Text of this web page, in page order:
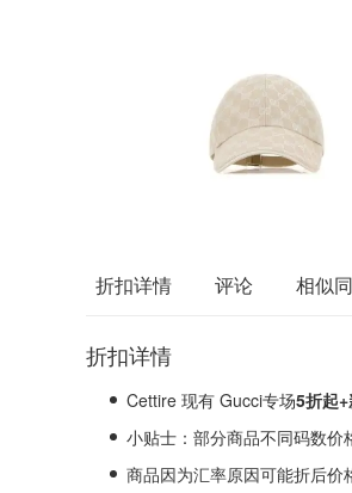
折扣详情 评论 相似
折扣详情
Cettire 现有 Gucci专场5折起
小贴士：部分商品不同码数价
商品因为汇率原因可能折后价